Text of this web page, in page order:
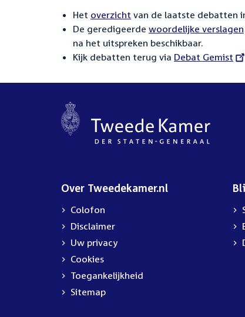
Het overzicht van de laatste debatten
De geredigeerde woordelijke verslagen
na het uitspreken beschikbaar.
Kijk debatten terug via External
Debat Gemist
Over Tweedekamer.nl
Colofon
Disclaimer
Uw privacy
Cookies
Toegankelijkheid
Sitemap